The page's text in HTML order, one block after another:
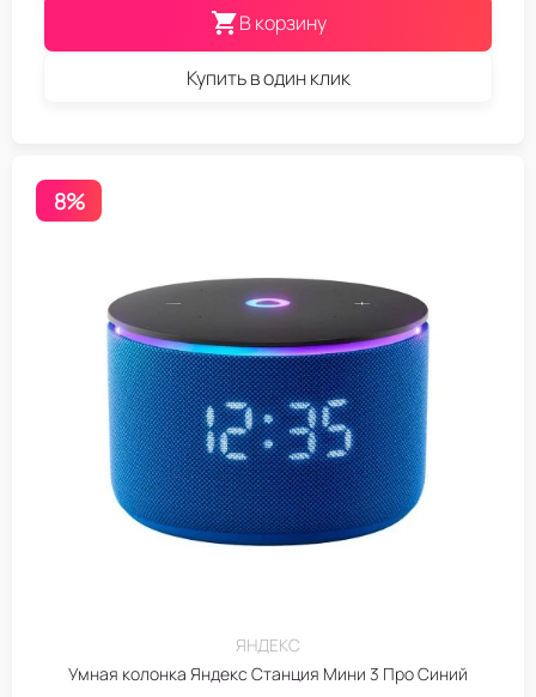
В корзину
Купить в один клик
8%
ЯНДЕКС
Умная колонка Яндекс Станция Мини 3 Про Синий